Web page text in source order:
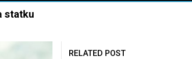
statku
RELATED POST